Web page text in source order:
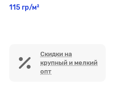
115 гр/м²
Скидки на
крупный и мелкий
опт